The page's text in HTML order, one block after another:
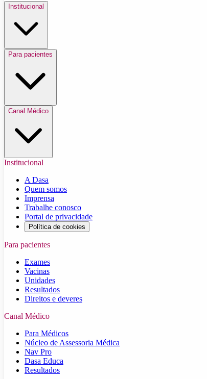
Institucional
Para pacientes
Canal Médico
Institucional
A Dasa
Quem somos
Imprensa
Trabalhe conosco
Portal de privacidade
Política de cookies
Para pacientes
Exames
Vacinas
Unidades
Resultados
Direitos e deveres
Canal Médico
Para Médicos
Núcleo de Assessoria Médica
Nav Pro
Dasa Educa
Resultados